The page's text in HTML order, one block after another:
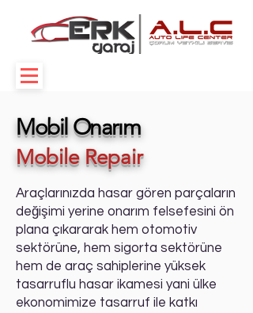
Mobil Onarım
Mobile Repair
Araçlarınızda hasar gören parçaların
değişimi yerine onarım felsefesini ön
plana çıkararak hem otomotiv
sektörüne, hem sigorta sektörüne
hem de araç sahiplerine yüksek
tasarruflu hasar ikamesi yani ülke
ekonomimize tasarruf ile katkı